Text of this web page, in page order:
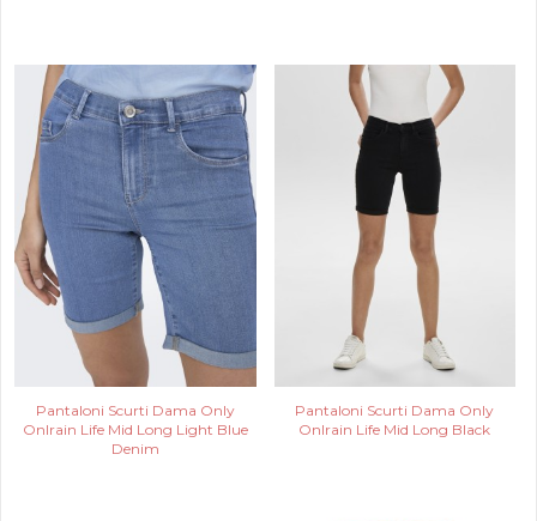
Pantaloni Scurti Dama Only
Onlrain Life Mid Long Light Blue
Denim
Pantaloni Scurti Dama Only
Onlrain Life Mid Long Black